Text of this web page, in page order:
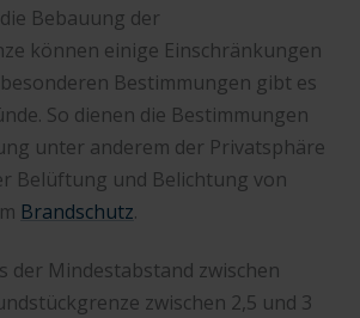
Bebauung der
können einige Einschränkungen
Bestimmungen gibt es
So dienen die Bestimmungen
unter anderem der Privatsphäre
Belüftung und Belichtung von
Brandschutz.
der Mindestabstand zwischen
zwischen 2,5 und 3